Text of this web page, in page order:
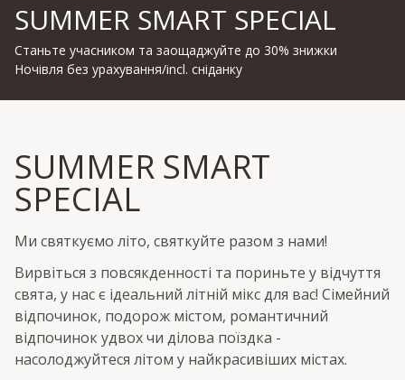
SUMMER SMART SPECIAL
Станьте учасником та заощаджуйте до 30% знижки
Ночівля без урахування/incl. сніданку
SUMMER SMART
SPECIAL
Ми святкуємо літо, святкуйте разом з нами!
Вирвіться з повсякденності та пориньте у відчуття
свята, у нас є ідеальний літній мікс для вас! Сімейний
відпочинок, подорож містом, романтичний
відпочинок удвох чи ділова поїздка -
насолоджуйтеся літом у найкрасивіших містах.